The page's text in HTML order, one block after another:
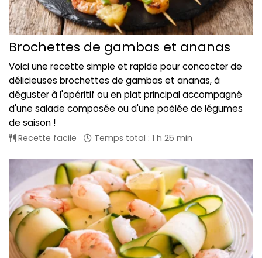
Brochettes de gambas et ananas
Voici une recette simple et rapide pour concocter de
délicieuses brochettes de gambas et ananas, à
déguster à l'apéritif ou en plat principal accompagné
d'une salade composée ou d'une poêlée de légumes
de saison !
Recette facile Temps total : 1 h 25 min